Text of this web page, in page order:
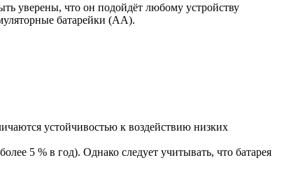
уверены, что он подойдёт любому устройству
батарейки (AA).
устойчивостью к воздействию низких
5 % в год). Однако следует учитывать, что батарея